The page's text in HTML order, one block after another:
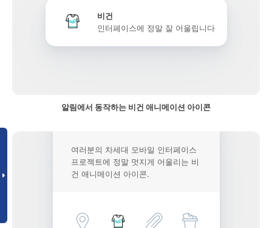
비건
인터페이스에 정말 잘 어울립니다
알림에서 동작하는 비건 애니메이션 아이콘
여러분의 차세대 모바일 인터페이스
프로젝트에 정말 멋지게 어울리는 비
건 애니메이션 아이콘.